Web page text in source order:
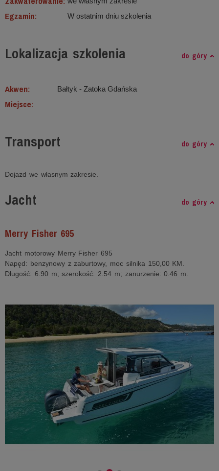
Egzamin: W ostatnim dniu szkolenia
Lokalizacja szkolenia do góry
Akwen: Bałtyk ‐ Zatoka Gdańska
Miejsce:
Transport do góry
Dojazd we własnym zakresie.
Jacht do góry
Merry Fisher 695
Jacht motorowy Merry Fisher 695
Napęd: benzynowy z zaburtowy, moc silnika 150,00 KM.
Długość: 6.90 m; szerokość: 2.54 m; zanurzenie: 0.46 m.